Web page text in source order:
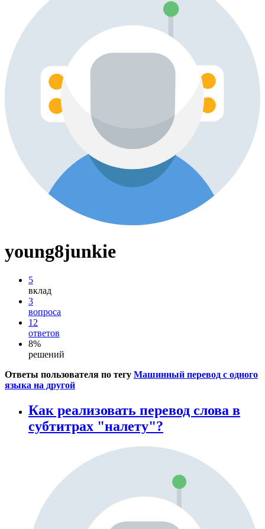
young8junkie
5
вклад
3
вопроса
12
ответов
8%
решений
Ответы пользователя по тегу Машинный перевод с одного
языка на другой
Как реализовать перевод слова в
субтитрах "налету"?